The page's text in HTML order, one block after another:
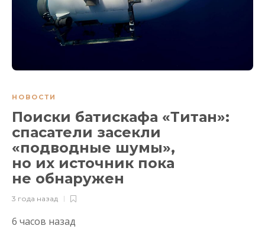
НОВОСТИ
Поиски батискафа «Титан»:
спасатели засекли
«подводные шумы»,
но их источник пока
не обнаружен
3 года назад
6 часов назад